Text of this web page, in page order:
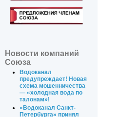
Новости компаний
Союза
Водоканал
предупреждает! Новая
схема мошенничества
— «холодная вода по
талонам»!
«Водоканал Санкт-
Петербурга» принял